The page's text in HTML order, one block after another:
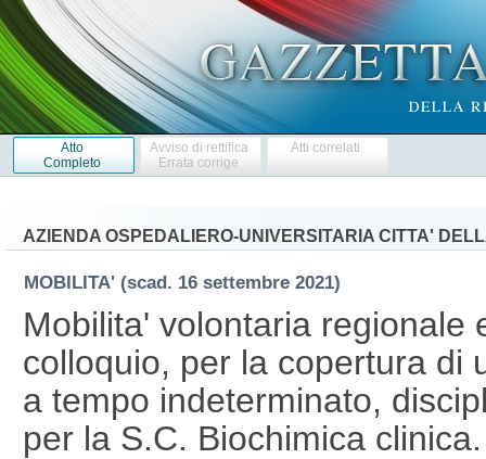
Atto
Completo
Avviso di rettifica
Errata corrige
Atti correlati
AZIENDA OSPEDALIERO-UNIVERSITARIA CITTA'
MOBILITA' (scad. 16 settembre 2021)
Mobilita' volontaria regionale
colloquio, per la copertura di
a tempo indeterminato,
per la S.C. Biochimica